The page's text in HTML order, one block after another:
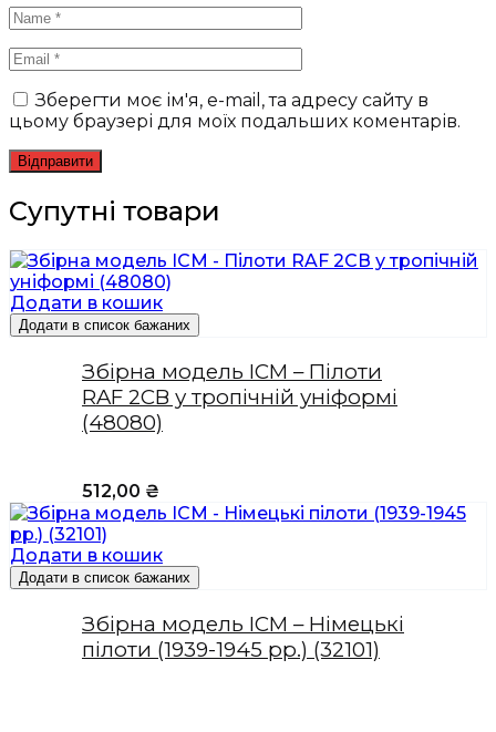
Зберегти моє ім'я, e-mail, та адресу сайту в
цьому браузері для моїх подальших коментарів.
Супутні товари
Додати в кошик
Додати в список бажаних
Збірна модель ICM – Пілоти
RAF 2СВ у тропічній уніформі
(48080)
512,00 ₴
Додати в кошик
Додати в список бажаних
Збірна модель ICM – Німецькі
пілоти (1939-1945 рр.) (32101)